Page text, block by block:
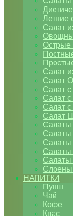
Летние
Салат
Острые
Салат
Салат
Салат с
Салат
Салат
Салат
Салаты
Салаты
Салаты
Салаты
Салаты
НАПИТКИ
Пунш
Чай
Кофе
Квас